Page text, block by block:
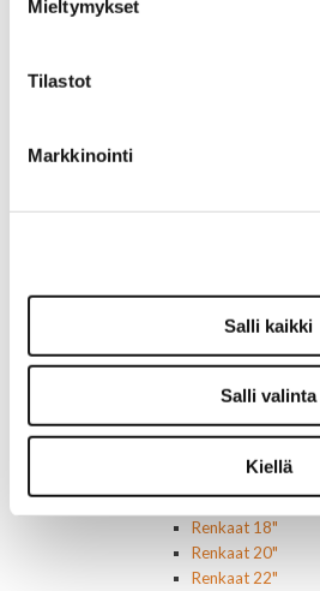
Mieltymykset
Tilastot
Markkinointi
Salli kaikki
Salli valinta
Kiellä
Renkaat ja vanteet
Renkaat ja tarvikkeet
Varapyörätelineet
Renkaat 14"
Renkaat 15"
Renkaat 16,5"
Renkaat 17"
Renkaat 18"
Renkaat 20"
Renkaat 22"